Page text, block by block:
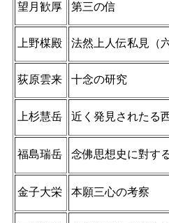
望月歓厚 第三の信
上野楳殿 法然上人伝私見（六
荻原雲来 十念の研究
上杉慧岳 近く発見されたる
福島瑞岳 念佛思想史に對す
金子大栄 本願三心の考察